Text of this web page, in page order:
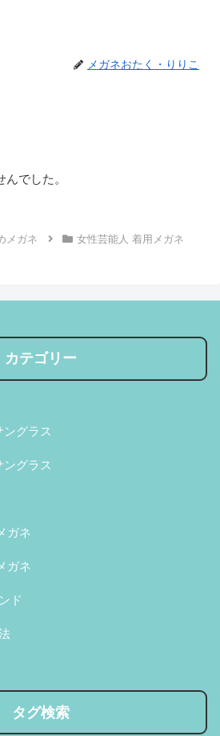
メガネおたく・りりこ
でした。
メガネ 女性芸能人 着用メガネ
カテゴリー
グラス
グラス
ガネ
ガネ
ド
タグ検索